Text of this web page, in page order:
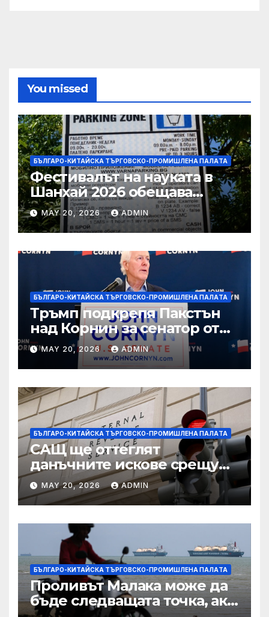
You missed
БЪЛГАРО-КИТАЙСКА ТЪРГОВСКО-ПРОМИШЛЕНА ПАЛAТА
Фестивалът на науката в
Шанхай 2026 обещава
вълнуващи научно-
технологични иновации
MAY 20, 2026 ADMIN
БЪЛГАРО-КИТАЙСКА ТЪРГОВСКО-ПРОМИШЛЕНА ПАЛAТА
Тръмп подкрепя Пакстън
над Корнин за сенатор от
Тексас в шокираща
подкрепа
MAY 20, 2026 ADMIN
БЪЛГАРО-КИТАЙСКА ТЪРГОВСКО-ПРОМИШЛЕНА ПАЛAТА
САЩ ще оттеглят
данъчните искове срещу
Тръмп „завинаги“ в
сделката за съдебно дело с
IRS
MAY 20, 2026 ADMIN
БЪЛГАРО-КИТАЙСКА ТЪРГОВСКО-ПРОМИШЛЕНА ПАЛAТА
Проливът Малака може да
бъде следващата точка, ако